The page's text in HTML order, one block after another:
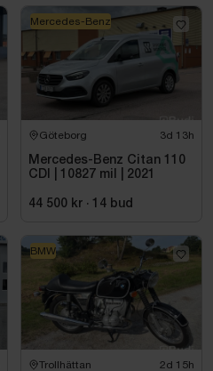
Göteborg 3d 13h
Mercedes-Benz Citan 110
CDI | 10827 mil | 2021
44 500 kr · 14 bud
Mercedes-Benz
Trollhättan 2d 15h
BMW